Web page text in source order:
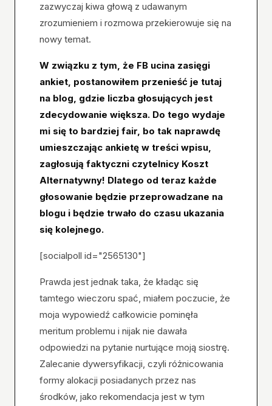
zazwyczaj kiwa głową z udawanym
zrozumieniem i rozmowa przekierowuje się na
nowy temat.
W związku z tym, że FB ucina zasięgi
ankiet, postanowiłem przenieść je tutaj
na blog, gdzie liczba głosujących jest
zdecydowanie większa. Do tego wydaje
mi się to bardziej fair, bo tak naprawdę
umieszczając ankietę w treści wpisu,
zagłosują faktyczni czytelnicy Koszt
Alternatywny! Dlatego od teraz każde
głosowanie będzie przeprowadzane na
blogu i będzie trwało do czasu ukazania
się kolejnego.
[socialpoll id="2565130"]
Prawda jest jednak taka, że kładąc się
tamtego wieczoru spać, miałem poczucie, że
moja wypowiedź całkowicie pominęła
meritum problemu i nijak nie dawała
odpowiedzi na pytanie nurtujące moją siostrę.
Zalecanie dywersyfikacji, czyli różnicowania
formy alokacji posiadanych przez nas
środków, jako rekomendacja jest w tym